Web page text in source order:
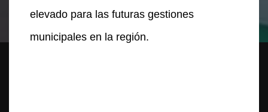
elevado para las futuras gestiones
municipales en la región.